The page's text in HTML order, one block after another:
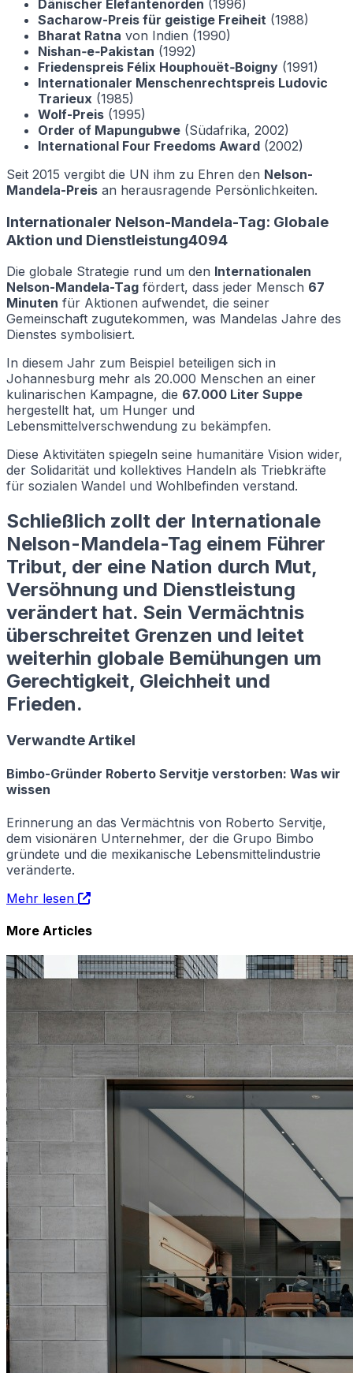
Dänischer Elefantenorden (1996)
Sacharow-Preis für geistige Freiheit (1988)
Bharat Ratna von Indien (1990)
Nishan‑e‑Pakistan (1992)
Friedenspreis Félix Houphouët‑Boigny (1991)
Internationaler Menschenrechtspreis Ludovic
Trarieux (1985)
Wolf-Preis (1995)
Order of Mapungubwe (Südafrika, 2002)
International Four Freedoms Award (2002)
Seit 2015 vergibt die UN ihm zu Ehren den Nelson-
Mandela-Preis an herausragende Persönlichkeiten.
Internationaler Nelson-Mandela-Tag: Globale
Aktion und Dienstleistung4094
Die globale Strategie rund um den Internationalen
Nelson-Mandela-Tag fördert, dass jeder Mensch 67
Minuten für Aktionen aufwendet, die seiner
Gemeinschaft zugutekommen, was Mandelas Jahre des
Dienstes symbolisiert.
In diesem Jahr zum Beispiel beteiligen sich in
Johannesburg mehr als 20.000 Menschen an einer
kulinarischen Kampagne, die 67.000 Liter Suppe
hergestellt hat, um Hunger und
Lebensmittelverschwendung zu bekämpfen.
Diese Aktivitäten spiegeln seine humanitäre Vision wider,
der Solidarität und kollektives Handeln als Triebkräfte
für sozialen Wandel und Wohlbefinden verstand.
Schließlich zollt der Internationale
Nelson-Mandela-Tag einem Führer
Tribut, der eine Nation durch Mut,
Versöhnung und Dienstleistung
verändert hat. Sein Vermächtnis
überschreitet Grenzen und leitet
weiterhin globale Bemühungen um
Gerechtigkeit, Gleichheit und
Frieden.
Verwandte Artikel
Bimbo-Gründer Roberto Servitje verstorben: Was wir
wissen
Erinnerung an das Vermächtnis von Roberto Servitje,
dem visionären Unternehmer, der die Grupo Bimbo
gründete und die mexikanische Lebensmittelindustrie
veränderte.
Mehr lesen
More Articles